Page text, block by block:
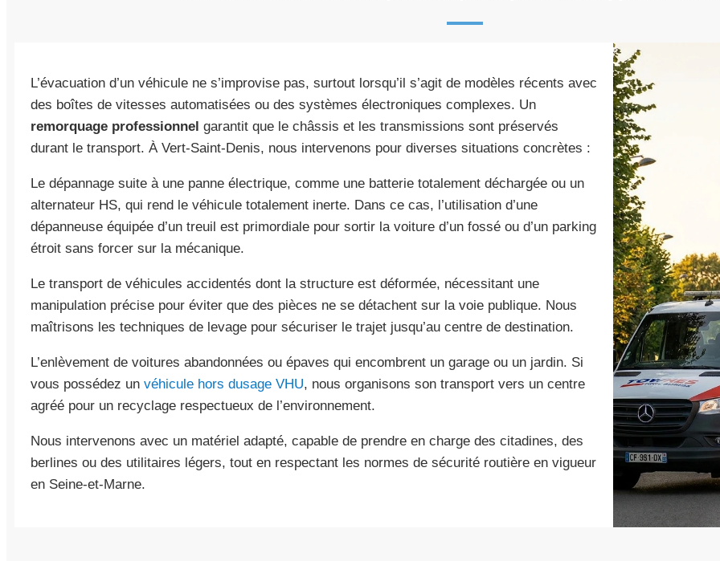
L’évacuation d’un véhicule ne s’improvise pas, surtout lorsqu’il s’agit de modèles récents avec
des boîtes de vitesses automatisées ou des systèmes électroniques complexes. Un
remorquage professionnel garantit que le châssis et les transmissions sont préservés
durant le transport. À Vert-Saint-Denis, nous intervenons pour diverses situations concrètes :
Le dépannage suite à une panne électrique, comme une batterie totalement déchargée ou un
alternateur HS, qui rend le véhicule totalement inerte. Dans ce cas, l’utilisation d’une
dépanneuse équipée d’un treuil est primordiale pour sortir la voiture d’un fossé ou d’un parking
étroit sans forcer sur la mécanique.
Le transport de véhicules accidentés dont la structure est déformée, nécessitant une
manipulation précise pour éviter que des pièces ne se détachent sur la voie publique. Nous
maîtrisons les techniques de levage pour sécuriser le trajet jusqu’au centre de destination.
L’enlèvement de voitures abandonnées ou épaves qui encombrent un garage ou un jardin. Si
vous possédez un véhicule hors dusage VHU, nous organisons son transport vers un centre
agréé pour un recyclage respectueux de l’environnement.
Nous intervenons avec un matériel adapté, capable de prendre en charge des citadines, des
berlines ou des utilitaires légers, tout en respectant les normes de sécurité routière en vigueur
en Seine-et-Marne.